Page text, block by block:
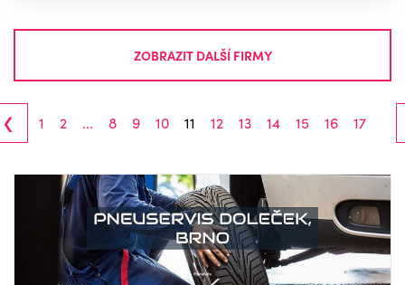
ZOBRAZIT DALŠÍ FIRMY
‹ 1 2 ... 8 9 10 11 12 13 14 15 16 17